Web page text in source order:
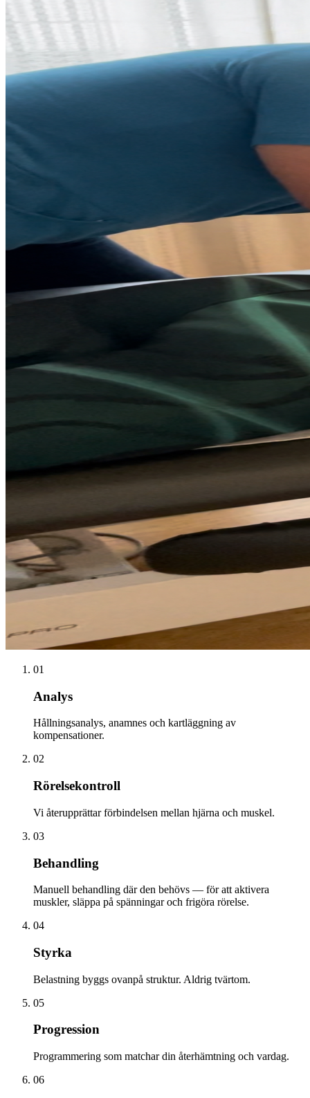
01
Analys
Hållningsanalys, anamnes och kartläggning av
kompensationer.
02
Rörelsekontroll
Vi återupprättar förbindelsen mellan hjärna och muskel.
03
Behandling
Manuell behandling där den behövs — för att aktivera
muskler, släppa på spänningar och frigöra rörelse.
04
Styrka
Belastning byggs ovanpå struktur. Aldrig tvärtom.
05
Progression
Programmering som matchar din återhämtning och vardag.
06